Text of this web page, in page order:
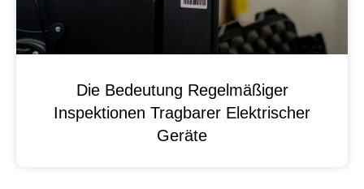
Die Bedeutung Regelmäßiger
Inspektionen Tragbarer Elektrischer
Geräte